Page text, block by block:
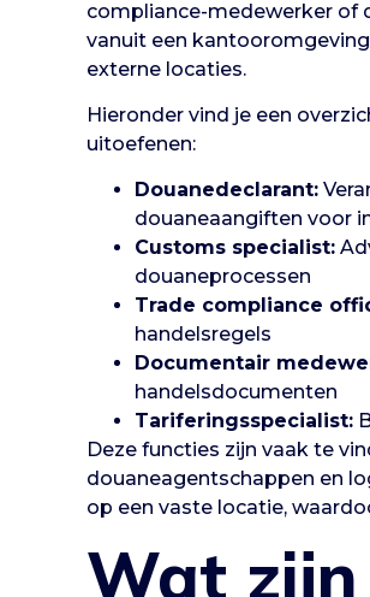
compliance-medewerker of
vanuit een
externe locaties.
Hieronder vind je een
uitoefenen:
Douanedeclarant:
douaneaangiften voor
Customs specialist:
douaneprocessen
Trade compliance
handelsregels
Documentair
handelsdocumenten
Tariferingsspecialist:
Deze functies zijn vaak te
douaneagentschappen en
op een vaste locatie,
Wat zijn